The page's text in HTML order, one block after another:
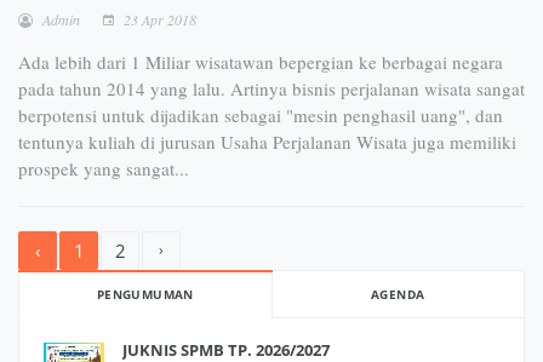
Admin 23 Apr 2018
Ada lebih dari 1 Miliar wisatawan bepergian ke berbagai negara
pada tahun 2014 yang lalu. Artinya bisnis perjalanan wisata sangat
berpotensi untuk dijadikan sebagai "mesin penghasil uang", dan
tentunya kuliah di jurusan Usaha Perjalanan Wisata juga memiliki
prospek yang sangat...
‹ 1 2 ›
PENGUMUMAN AGENDA
JUKNIS SPMB TP. 2026/2027